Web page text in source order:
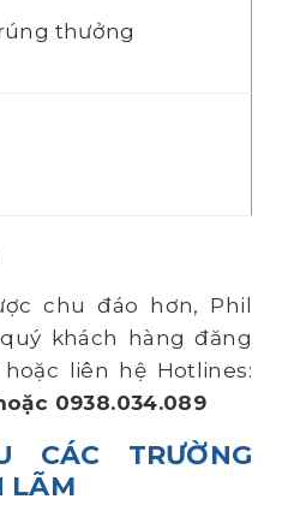
thưởng
chu đáo hơn, Phil
khách hàng đăng
liên hệ Hotlines:
0938.034.089
CÁC TRƯỜNG
LÃM